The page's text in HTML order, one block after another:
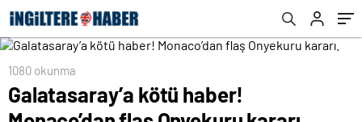
1080 okunma
Galatasaray’a kötü haber!